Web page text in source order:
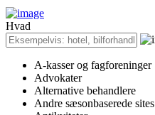
Hvad
A-kasser og fagforeninger
Advokater
Alternative behandlere
Andre sæsonbaserede sites